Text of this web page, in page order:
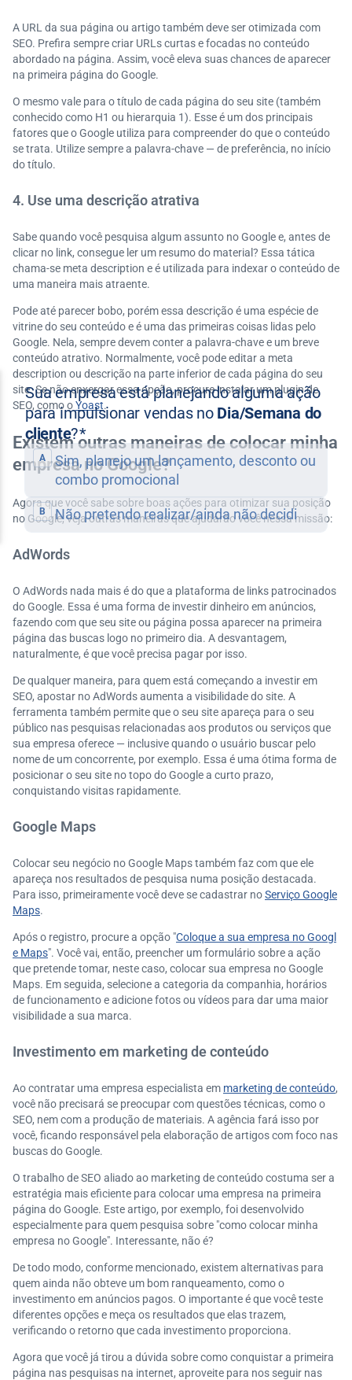
A URL da sua página ou artigo também deve ser otimizada com
SEO. Prefira sempre criar URLs curtas e focadas no conteúdo
abordado na página. Assim, você eleva suas chances de aparecer
na primeira página do Google.
O mesmo vale para o título de cada página do seu site (também
conhecido como H1 ou hierarquia 1). Esse é um dos principais
fatores que o Google utiliza para compreender do que o conteúdo
se trata. Utilize sempre a palavra-chave — de preferência, no início
do título.
4. Use uma descrição atrativa
Sabe quando você pesquisa algum assunto no Google e, antes de
clicar no link, consegue ler um resumo do material? Essa tática
chama-se meta description e é utilizada para indexar o conteúdo de
uma maneira mais atraente.
Pode até parecer bobo, porém essa descrição é uma espécie de
vitrine do seu conteúdo e é uma das primeiras coisas lidas pelo
Google. Nela, sempre devem conter a palavra-chave e um breve
conteúdo atrativo. Normalmente, você pode editar a meta
description ou descrição na parte inferior de cada página do seu
site. Se não enxergar essa opção, procure instalar um plugin de
SEO, como oYoast.
Existem outras maneiras de colocar minha
empresa no Google?
Agora que você sabe sobre boas ações para otimizar sua posição
no Google, veja outras maneiras que ajudarão você nessa missão:
AdWords
O AdWords nada mais é do que a plataforma de links patrocinados
do Google. Essa é uma forma de investir dinheiro em anúncios,
fazendo com que seu site ou página possa aparecer na primeira
página das buscas logo no primeiro dia. A desvantagem,
naturalmente, é que você precisa pagar por isso.
De qualquer maneira, para quem está começando a investir em
SEO, apostar no AdWords aumenta a visibilidade do site. A
ferramenta também permite que o seu site apareça para o seu
público nas pesquisas relacionadas aos produtos ou serviços que
sua empresa oferece — inclusive quando o usuário buscar pelo
nome de um concorrente, por exemplo. Essa é uma ótima forma de
posicionar o seu site no topo do Google a curto prazo,
conquistando visitas rapidamente.
Google Maps
Colocar seu negócio no Google Maps também faz com que ele
apareça nos resultados de pesquisa numa posição destacada.
Para isso, primeiramente você deve se cadastrar noServiço Google
Maps.
Após o registro, procure a opção "Coloque a sua empresa no Googl
e Maps". Você vai, então, preencher um formulário sobre a ação
que pretende tomar, neste caso, colocar sua empresa no Google
Maps. Em seguida, selecione a categoria da companhia, horários
de funcionamento e adicione fotos ou vídeos para dar uma maior
visibilidade a sua marca.
Investimento em marketing de conteúdo
Ao contratar uma empresa especialista em marketing de conteúdo,
você não precisará se preocupar com questões técnicas, como o
SEO, nem com a produção de materiais. A agência fará isso por
você, ficando responsável pela elaboração de artigos com foco nas
buscas do Google.
O trabalho de SEO aliado ao marketing de conteúdo costuma ser a
estratégia mais eficiente para colocar uma empresa na primeira
página do Google. Este artigo, por exemplo, foi desenvolvido
especialmente para quem pesquisa sobre "como colocar minha
empresa no Google". Interessante, não é?
De todo modo, conforme mencionado, existem alternativas para
quem ainda não obteve um bom ranqueamento, como o
investimento em anúncios pagos. O importante é que você teste
diferentes opções e meça os resultados que elas trazem,
verificando o retorno que cada investimento proporciona.
Agora que você já tirou a dúvida sobre como conquistar a primeira
página nas pesquisas na internet, aproveite para nos seguir nas